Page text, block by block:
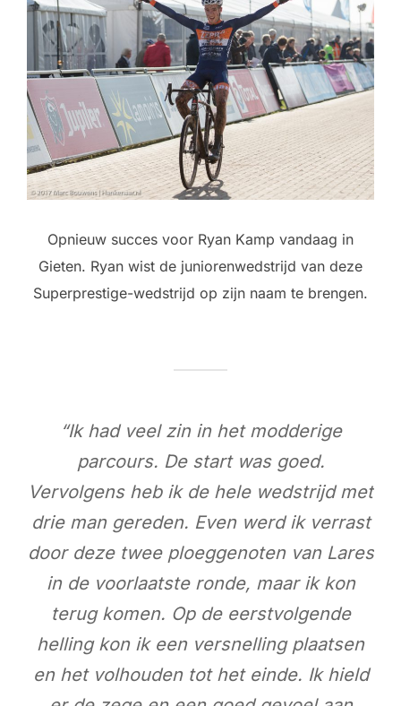
Opnieuw succes voor Ryan Kamp vandaag in
Gieten. Ryan wist de juniorenwedstrijd van deze
Superprestige-wedstrijd op zijn naam te brengen.
“Ik had veel zin in het modderige
parcours. De start was goed.
Vervolgens heb ik de hele wedstrijd met
drie man gereden. Even werd ik verrast
door deze twee ploeggenoten van Lares
in de voorlaatste ronde, maar ik kon
terug komen. Op de eerstvolgende
helling kon ik een versnelling plaatsen
en het volhouden tot het einde. Ik hield